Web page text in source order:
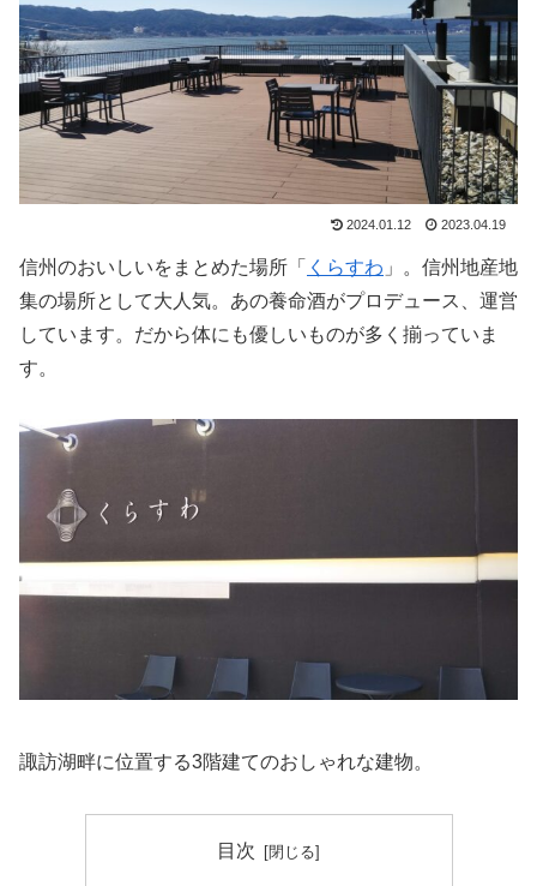
2024.01.12 2023.04.19
信州のおいしいをまとめた場所「 くらすわ 」。信州地産地
集の場所として大人気。あの養命酒がプロデュース、運営
しています。だから体にも優しいものが多く揃っていま
す。
諏訪湖畔に位置する3階建てのおしゃれな建物。
目次